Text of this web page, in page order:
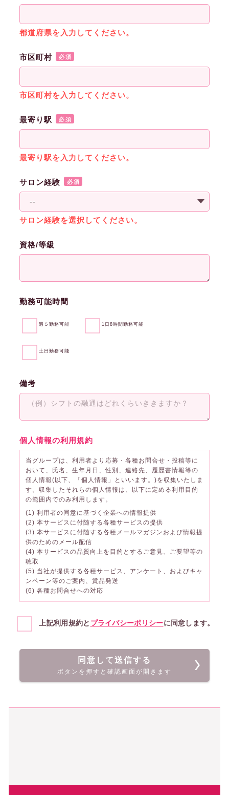
都道府県を入力してください。
市区町村 必須
市区町村を入力してください。
最寄り駅 必須
最寄り駅を入力してください。
サロン経験 必須
サロン経験を選択してください。
資格/等級
勤務可能時間
週５勤務可能 1日8時間勤務可能
土日勤務可能
備考
個人情報の利用規約
当グループは、利用者より応募・各種お問合せ・投稿等に
おいて、氏名、生年月日、性別、連絡先、履歴書情報等の
個人情報(以下、「個人情報」といいます。)を収集いたしま
す。収集したそれらの個人情報は、以下に定める利用目的
の範囲内でのみ利用します。
(1) 利用者の同意に基づく企業への情報提供
(2) 本サービスに付随する各種サービスの提供
(3) 本サービスに付随する各種メールマガジンおよび情報提
供のためのメール配信
(4) 本サービスの品質向上を目的とするご意見、ご要望等の
聴取
(5) 当社が提供する各種サービス、アンケート、およびキャ
ンペーン等のご案内、賞品発送
(6) 各種お問合せへの対応
上記利用規約と プライバシーポリシーに同意します。
同意して送信する
ボタンを押すと確認画面が開きます